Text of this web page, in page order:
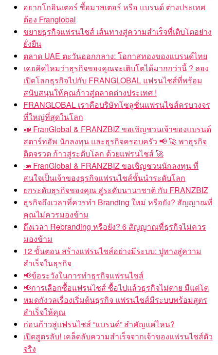
อยากโกอินเตอร์ ซื้อมาสเตอร์ หรือ แบรนด์ ต่างประเทศ
ต้อง Franglobal
ขยายธุรกิจแฟรนไชส์ เส้นทางสู่ความสำเร็จที่เติบโตอย่าง
ยั่งยืน
ตลาด UAE ตะวันออกกลาง: โอกาสทองของแบรนด์ไทย
เคยคิดไหมว่าธุรกิจของคุณจะเติบโตได้มากกว่านี้ ? ลอง
เปิดโลกธุรกิจไปกับ FRANGLOBAL แฟรนไชส์ที่พร้อม
สนับสนุนให้คุณก้าวสู่ตลาดต่างประเทศ !
FRANGLOBAL เราคือบริษัทโซลูชั่นแฟรนไชส์ครบวงจร
ที่ใหญ่ที่สุดในโลก
📣 FranGlobal & FRANZBIZ ขอเชิญชวนเจ้าของแบรนด์
สตาร์ทอัพ นักลงทุน และธุรกิจครอบครัว 📢 🚀 พาธุรกิจ
ติดจรวด ก้าวสู่ระดับโลก ด้วยแฟรนไชส์ 🚀
📣 FranGlobal & FRANZBIZ ขอเชิญชวนนักลงทุน ที่
สนใจเป็นเจ้าของธุรกิจแฟรนไชส์ชั้นนำระดับโลก
ยกระดับธุรกิจของคุณ สู่ระดับนานาชาติ กับ FRANZBIZ
ธุรกิจถึงเวลาที่ควรทำ Branding ใหม่ หรือยัง? สัญญาณที่
คุณไม่ควรมองข้าม
ถึงเวลา Rebranding หรือยัง? 6 สัญญาณที่ธุรกิจไม่ควร
มองข้าม
12 ขั้นตอน สร้างแฟรนไชส์อย่างมีระบบ: ปูทางสู่ความ
สำเร็จในธุรกิจ
📢ข้อระวังในการทำธุรกิจแฟรนไชส์
📢การเลือกซื้อแฟรนไชส์ ซื้อไปแล้วธุรกิจไม่ตาย มีแต่โต
หมดกังวลเรื่องเริ่มต้นธุรกิจ แฟรนไชส์มีระบบพร้อมสูตร
สำเร็จให้คุณ
ก่อนก้าวสู่แฟรนไชส์ “แบรนด์” สำคัญแค่ไหน?
เปิดสูตรลับ! เคล็ดลับความสำเร็จจากเจ้าของแฟรนไชส์ตัว
จริง